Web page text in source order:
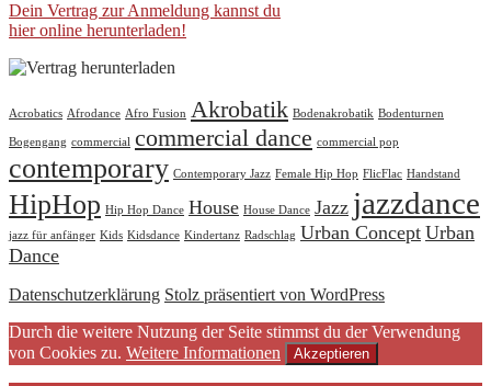
Dein Vertrag zur Anmeldung kannst du
hier online herunterladen!
Acrobatics Afrodance Afro Fusion Akrobatik Bodenakrobatik Bodenturnen
Bogengang commercial commercial dance commercial pop
contemporary Contemporary Jazz Female Hip Hop FlicFlac Handstand
HipHop Hip Hop Dance House House Dance Jazz jazzdance
jazz für anfänger Kids Kidsdance Kindertanz Radschlag Urban Concept Urban
Dance
Datenschutzerklärung Stolz präsentiert von WordPress
Durch die weitere Nutzung der Seite stimmst du der Verwendung
von Cookies zu. Weitere Informationen Akzeptieren